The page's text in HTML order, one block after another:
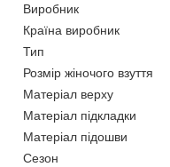
Виробник
Країна виробник
Тип
Розмір жіночого взуття
Матеріал верху
Матеріал підкладки
Матеріал підошви
Сезон